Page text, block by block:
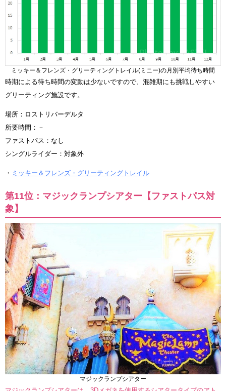
ミッキー＆フレンズ・グリーティングトレイル(ミニー)の月別平均待ち時間
時期による待ち時間の変動は少ないですので、混雑期にも挑戦しやすい
グリーティング施設です。
場所：ロストリバーデルタ
所要時間：－
ファストパス：なし
シングルライダー：対象外
・ ミッキー＆フレンズ・グリーティングトレイル
第11位：マジックランプシアター【ファストパス対
象】
マジックランプシアター